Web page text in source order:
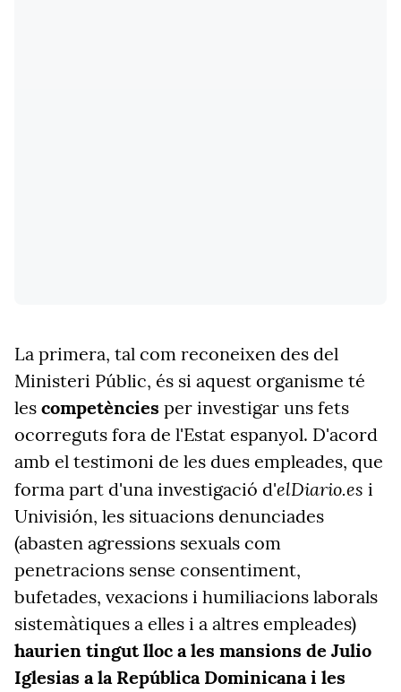
La primera, tal com reconeixen des del
Ministeri Públic, és si aquest organisme té
les competències per investigar uns fets
ocorreguts fora de l'Estat espanyol. D'acord
amb el testimoni de les dues empleades, que
forma part d'una investigació d'elDiario.es i
Univisión, les situacions denunciades
(abasten agressions sexuals com
penetracions sense consentiment,
bufetades, vexacions i humiliacions laborals
sistemàtiques a elles i a altres empleades)
haurien tingut lloc a les mansions de Julio
Iglesias a la República Dominicana i les